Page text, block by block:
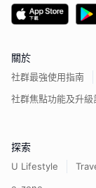
關於
社群最強使用指南
社群焦點功能及升級
探索
U Lifestyle